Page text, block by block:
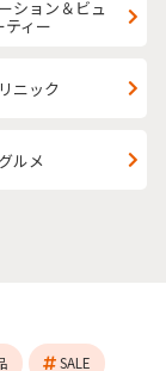
ション＆ビュ
ティー
ニック
グルメ
SALE